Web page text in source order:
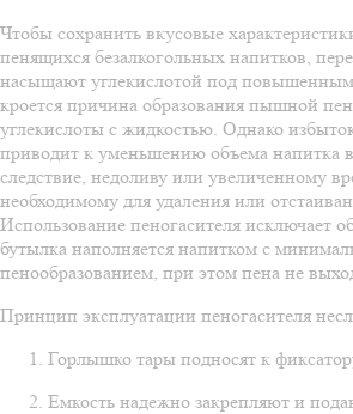
Чтобы сохранить вкусовые
пенящихся безалкогольных напитков,
насыщают углекислотой под
кроется причина образования пышной
углекислоты с жидкостью. Однако
приводит к уменьшению объема напитка
следствие, недоливу или увеличенному
необходимому для удаления или
Использование пеногасителя исключает
бутылка наполняется напитком с
пенообразованием, при этом пена не
Принцип эксплуатации пеногасителя
Горлышко тары подносят к
Емкость надежно закрепляют и